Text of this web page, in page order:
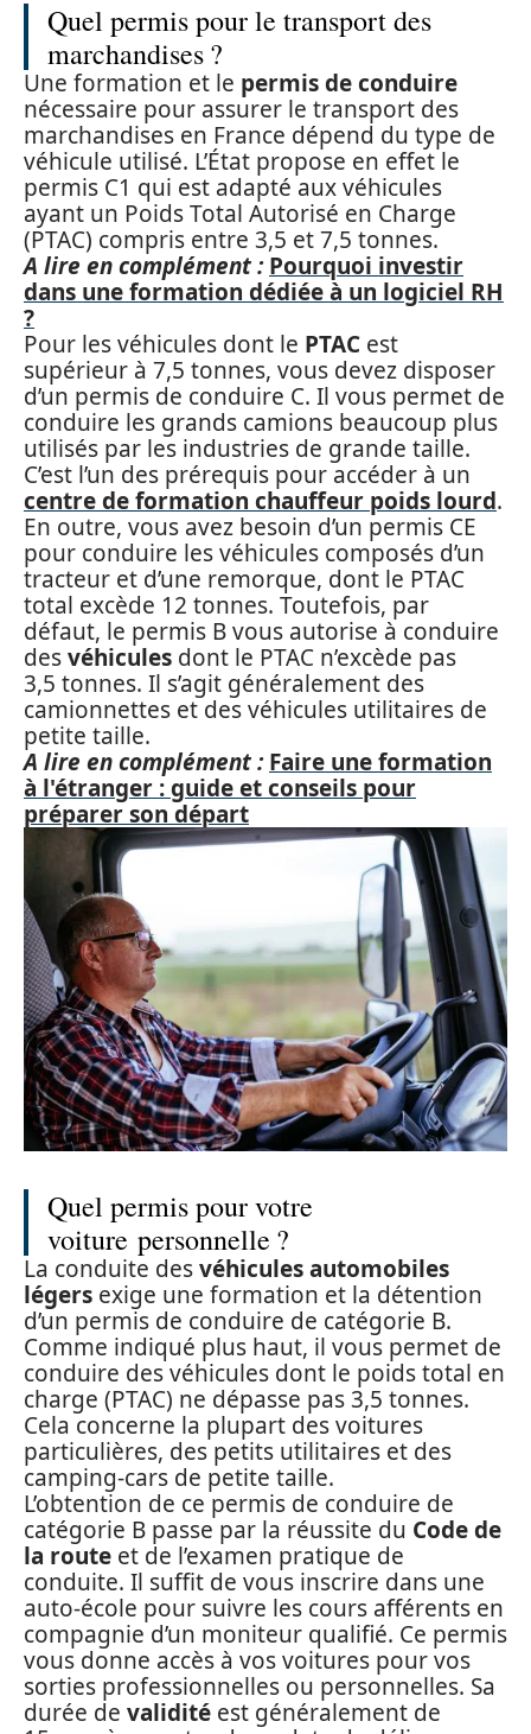
Quel permis pour le transport des
marchandises ?
Une formation et le permis de conduire
nécessaire pour assurer le transport des
marchandises en France dépend du type de
véhicule utilisé. L’État propose en effet le
permis C1 qui est adapté aux véhicules
ayant un Poids Total Autorisé en Charge
(PTAC) compris entre 3,5 et 7,5 tonnes.
A lire en complément : Pourquoi investir
dans une formation dédiée à un logiciel RH
?
Pour les véhicules dont le PTAC est
supérieur à 7,5 tonnes, vous devez disposer
d’un permis de conduire C. Il vous permet de
conduire les grands camions beaucoup plus
utilisés par les industries de grande taille.
C’est l’un des prérequis pour accéder à un
centre de formation chauffeur poids lourd.
En outre, vous avez besoin d’un permis CE
pour conduire les véhicules composés d’un
tracteur et d’une remorque, dont le PTAC
total excède 12 tonnes. Toutefois, par
défaut, le permis B vous autorise à conduire
desvéhicules dont le PTAC n’excède pas
3,5 tonnes. Il s’agit généralement des
camionnettes et des véhicules utilitaires de
petite taille.
A lire en complément : Faire une formation
à l'étranger : guide et conseils pour
préparer son départ
Quel permis pour votre
voiture personnelle ?
La conduite desvéhicules automobiles
légers exige une formation et la détention
d’un permis de conduire de catégorie B.
Comme indiqué plus haut, il vous permet de
conduire des véhicules dont le poids total en
charge (PTAC) ne dépasse pas 3,5 tonnes.
Cela concerne la plupart des voitures
particulières, des petits utilitaires et des
camping-cars de petite taille.
L’obtention de ce permis de conduire de
catégorie B passe par la réussite du Code de
la route et de l’examen pratique de
conduite. Il suffit de vous inscrire dans une
auto-école pour suivre les cours afférents en
compagnie d’un moniteur qualifié. Ce permis
vous donne accès à vos voitures pour vos
sorties professionnelles ou personnelles. Sa
durée de validité est généralement de